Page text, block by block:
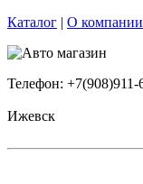
Каталог | О компании
Телефон: +7(908)911-
Ижевск